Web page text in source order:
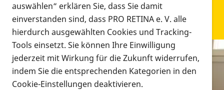
Infomaterial
Infomaterial
auswählen“ erklären Sie, dass Sie damit
einverstanden sind, dass PRO RETINA e. V. alle
hierdurch ausgewählten Cookies und Tracking-
Tools einsetzt. Sie können Ihre Einwilligung
jederzeit mit Wirkung für die Zukunft widerrufen,
indem Sie die entsprechenden Kategorien in den
Cookie-Einstellungen deaktivieren.